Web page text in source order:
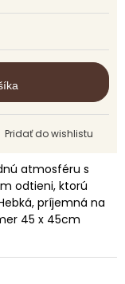
Pridať do wishlistu
atmosféru s
odtieni, ktorú
príjemná na
45 x 45cm